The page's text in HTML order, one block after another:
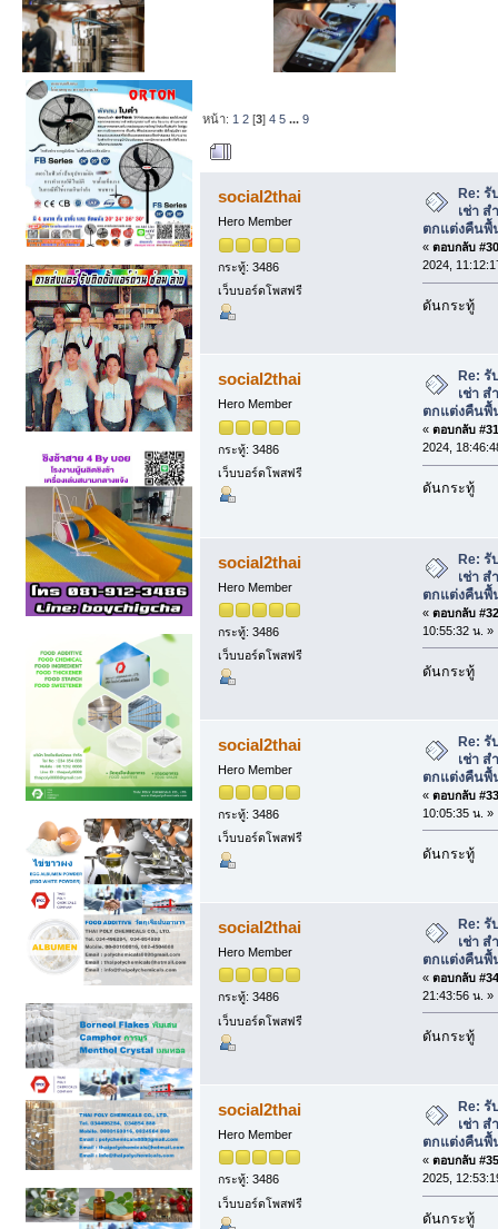
หน้า: 1 2 [3]4 5 ...9
ตกแต่งคืนพื้นที่ 089-681-7422 (อ่าน
social2thai
Hero Member
กระทู้: 3486
เว็บบอร์ดโพสฟรี
Re: รั
เช่า
ตกแต่งคืนพื้
« ตอบกลับ
2024,
ดันกระทู้
social2thai
Hero Member
กระทู้: 3486
เว็บบอร์ดโพสฟรี
Re: รั
เช่า
ตกแต่งคืนพื้
« ตอบกลับ
2024,
ดันกระทู้
social2thai
Hero Member
กระทู้: 3486
เว็บบอร์ดโพสฟรี
Re: รั
เช่า
ตกแต่งคืนพื้
« ตอบกลับ
10:55:32 น. »
ดันกระทู้
social2thai
Hero Member
กระทู้: 3486
เว็บบอร์ดโพสฟรี
Re: รั
เช่า
ตกแต่งคืนพื้
« ตอบกลับ
10:05:35 น. »
ดันกระทู้
social2thai
Hero Member
กระทู้: 3486
เว็บบอร์ดโพสฟรี
Re: รั
เช่า
ตกแต่งคืนพื้
« ตอบกลับ
21:43:56 น. »
ดันกระทู้
social2thai
Hero Member
กระทู้: 3486
เว็บบอร์ดโพสฟรี
Re: รั
เช่า
ตกแต่งคืนพื้
« ตอบกลับ
2025,
ดันกระทู้